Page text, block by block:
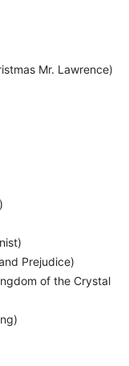
Mr. Lawrence)
Prejudice)
of the Crystal